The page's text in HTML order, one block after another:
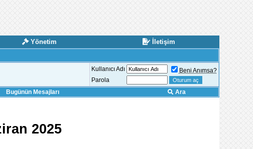
Yönetim İletişim
Kullanıcı Adı
Beni Anımsa?
Parola
Bugünün Mesajları Ara
2025